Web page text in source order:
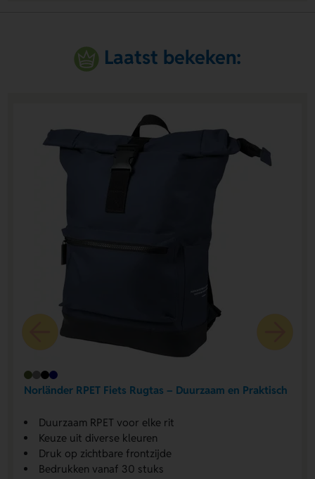
Laatst bekeken:
Norländer RPET Fiets Rugtas – Duurzaam en Praktisch
Duurzaam RPET voor elke rit
Keuze uit diverse kleuren
Druk op zichtbare frontzijde
Bedrukken vanaf 30 stuks